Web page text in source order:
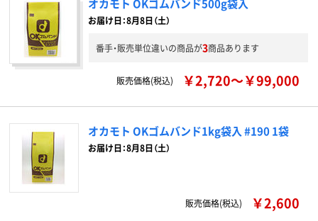
オカモト OKゴムバンド500g袋入
お届け日：8月8日（土）
番手・販売単位違いの商品が3商品あります
販売価格(税込) ￥2,720～￥99,000
オカモト OKゴムバンド1kg袋入 #190 1袋
お届け日：8月8日（土）
販売価格(税込) ￥2,600